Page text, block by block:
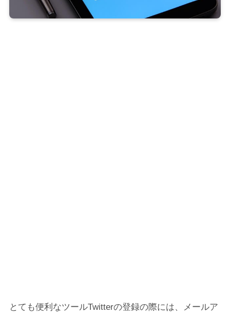
とても便利なツールTwitterの登録の際には、メールア